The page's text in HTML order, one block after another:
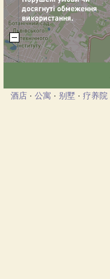
酒店 · 公寓 · 别墅 · 疗养院